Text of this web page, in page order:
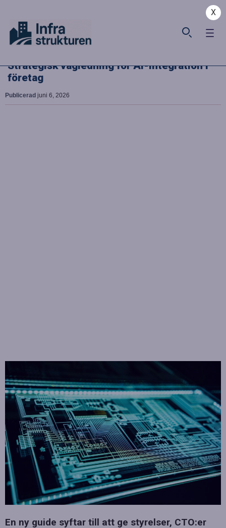
X
Strategisk vägledning för AI-integration i
företag
Publicerad juni 6, 2026
En ny guide syftar till att ge styrelser, CTO:er